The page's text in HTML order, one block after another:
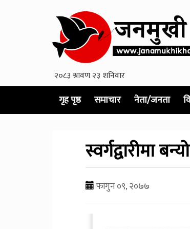
गृह पृष्ठ समाचार नेता/जनता
स्वर्गद्वारीमा
फागुन ०९, २०७७